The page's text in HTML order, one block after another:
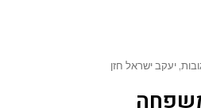
על
מיניות
יעקב ישראל חזן